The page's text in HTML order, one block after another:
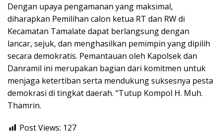
Dengan upaya pengamanan yang maksimal,
diharapkan Pemilihan calon ketua RT dan RW di
Kecamatan Tamalate dapat berlangsung dengan
lancar, sejuk, dan menghasilkan pemimpin yang dipilih
secara demokratis. Pemantauan oleh Kapolsek dan
Danramil ini merupakan bagian dari komitmen untuk
menjaga ketertiban serta mendukung suksesnya pesta
demokrasi di tingkat daerah. “Tutup Kompol H. Muh.
Thamrin.
Post Views: 127